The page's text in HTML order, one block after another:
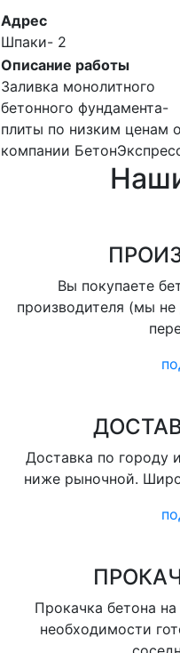
Адрес
Шпаки- 2
Описание работы
Заливка монолитного
бетонного фундамента-
плиты по низким ценам
компании
Вы покупаете
производителя (мы
Доставка по городу
ниже рыночной.
Прокачка бетона
необходимости